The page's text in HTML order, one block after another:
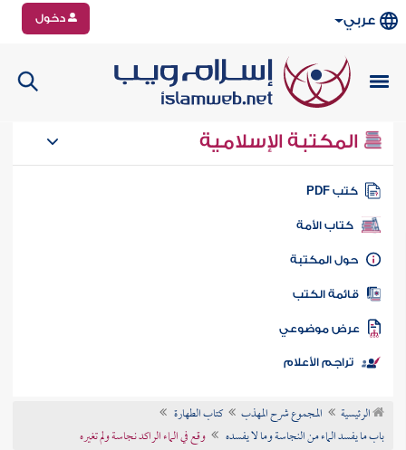
عربي دخول
المكتبة الإسلامية
كتب PDF
كتاب الأمة
المكتبة
الكتب
موضوعي
تراجم الأعلام
الرئيسية المجموع شرح المهذب
كتاب الطهارة
باب ما يفسد الماء من النجاسة وما لا يفسده
وقع في الماء الراكد نجاسة ولم تغيره